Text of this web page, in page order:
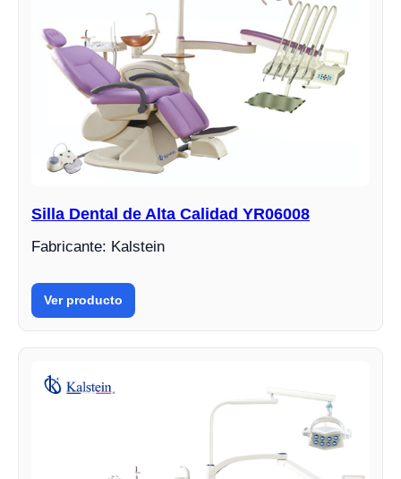
Silla Dental de Alta Calidad YR06008
Fabricante: Kalstein
Ver producto